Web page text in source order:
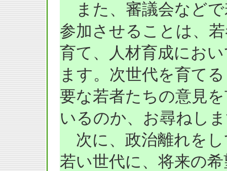
また、審議会などで
参加させることは、
育て、人材育成にお
ます。次世代を育て
要な若者たちの意見
いるのか、お尋ねし
次に、政治離れを
若い世代に、将来の